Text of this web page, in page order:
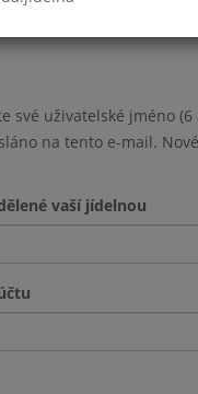
Kontakty a informace
své uživatelské jméno
na tento e-mail.
vaší jídelnou